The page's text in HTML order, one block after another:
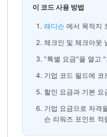
이 코드 사용 방법
래디슨 에서 목적지
체크인 및 체크아웃
"특별 요금"을 열고
기업 코드 필드에 코
할인 요금과 기본
기업 요금으로 자격
슨 리워즈 포인트 적